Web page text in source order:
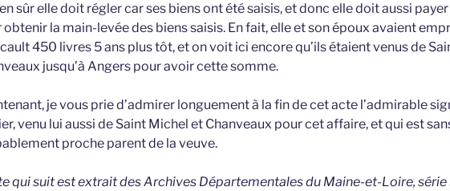
sûr elle doit régler car ses biens ont été saisis, et donc elle doit aussi
obtenir la main-levée des biens saisis. En fait, elle et son époux avaient
450 livres 5 ans plus tôt, et on voit ici encore qu’ils étaient venus de
jusqu’à Angers pour avoir cette somme.
je vous prie d’admirer longuement à la fin de cet acte l’admirable
venu lui aussi de Saint Michel et Chanveaux pour cet affaire, et qui est
proche parent de la veuve.
qui suit est extrait des Archives Départementales du Maine-et-Loire, série